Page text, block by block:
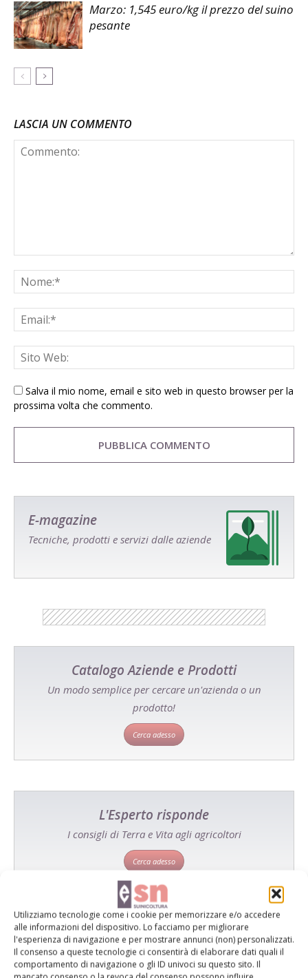
Utilizziamo tecnologie come i cookie per memorizzare e/o accedere
alle informazioni del dispositivo. Lo facciamo per migliorare
l'esperienza di navigazione e per mostrare annunci (non) personalizzati.
Il consenso a queste tecnologie ci consentirà di elaborare dati quali il
comportamento di navigazione o gli ID univoci su questo sito. Il
Marzo: 1,545 euro/kg il prezzo del suino
pesante
LASCIA UN COMMENTO
Salva il mio nome, email e sito web in questo browser per la
prossima volta che commento.
E-magazine
Tecniche, prodotti e servizi dalle aziende
Catalogo Aziende e Prodotti
Un modo semplice per cercare un'azienda o un
prodotto!
Cerca adesso
L'Esperto risponde
I consigli di Terra e Vita agli agricoltori
Cerca adesso